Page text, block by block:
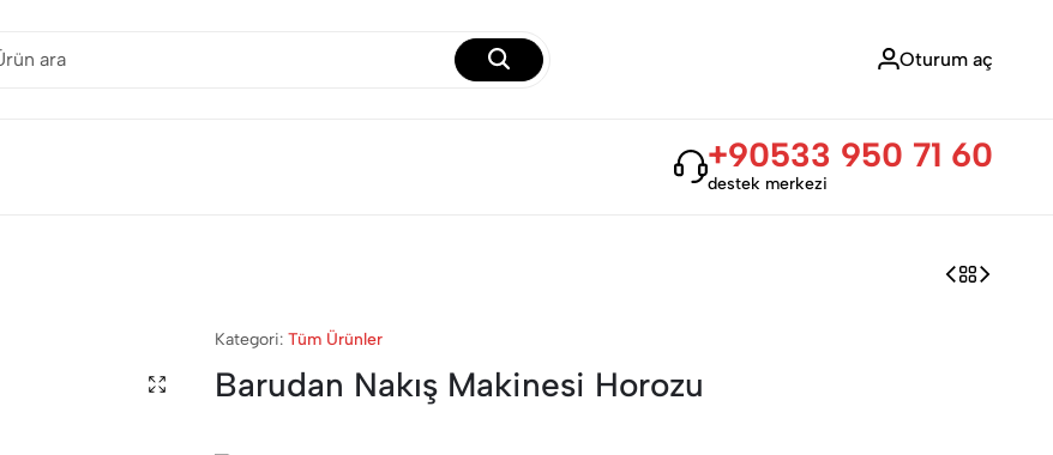
Oturum aç
+90533 950 71 60
destek merkezi
Kategori: Tüm Ürünler
Barudan Nakış Makinesi Horozu